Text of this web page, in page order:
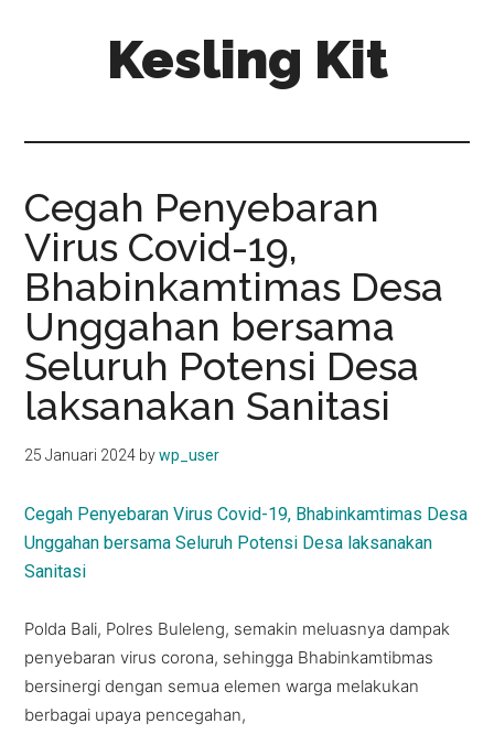
Kesling Kit
Cegah Penyebaran
Virus Covid-19,
Bhabinkamtimas Desa
Unggahan bersama
Seluruh Potensi Desa
laksanakan Sanitasi
25 Januari 2024 bywp_user
Cegah Penyebaran Virus Covid-19, Bhabinkamtimas Desa
Unggahan bersama Seluruh Potensi Desa laksanakan
Sanitasi
Polda Bali, Polres Buleleng, semakin meluasnya dampak
penyebaran virus corona, sehingga Bhabinkamtibmas
bersinergi dengan semua elemen warga melakukan
berbagai upaya pencegahan,